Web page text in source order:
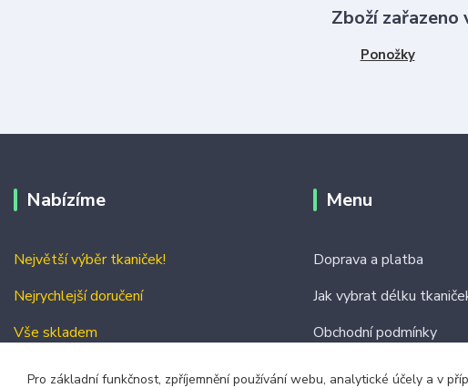
Zboží zařazeno
Ponožky
Nabízíme
Největší výběr tkaniček!
Nejrychlejší doručení
Vše skladem
Menu
Doprava a platba
Jak vybrat délku
Obchodní podmínky
Pro základní funkčnost, zpříjemnění používání webu, analytické účely a v